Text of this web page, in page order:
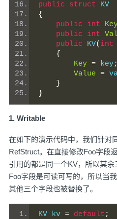
public struct KV
{
public
int
public
int
public KV( int
{
Key = key;
Value =
}
}
1. Writable
在如下的演示代码中，我们针对
RefStruct。在直接修改Foo字段
引用的都是同一个KV，所以其
Foo字段是可读可写的，所以当
其他三个字段也被替换了。
KV kv = default ;